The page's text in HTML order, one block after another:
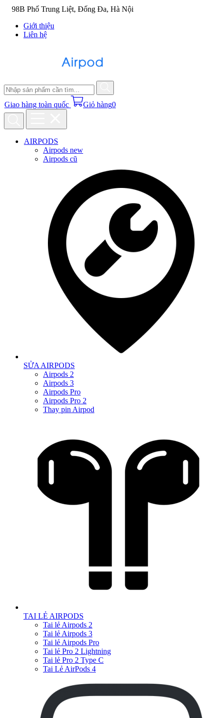
98B Phố Trung Liệt, Đống Đa, Hà Nội
Giới thiệu
Liên hệ
Giao hàng toàn quốc Giỏ hàng0
AIRPODS
Airpods new
Airpods cũ
SỬA AIRPODS
Airpods 2
Airpods 3
Airpods Pro
Airpods Pro 2
Thay pin Airpod
TAI LẺ AIRPODS
Tai lẻ Airpods 2
Tai lẻ Airpods 3
Tai lẻ Airpods Pro
Tai lẻ Pro 2 Lightning
Tai lẻ Pro 2 Type C
Tai Lẻ AirPods 4